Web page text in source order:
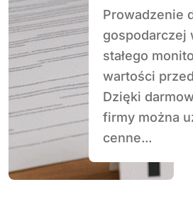
Prowadzenie działalności
gospodarczej
stałego
wartości
Dzięki
firmy można
cenne...